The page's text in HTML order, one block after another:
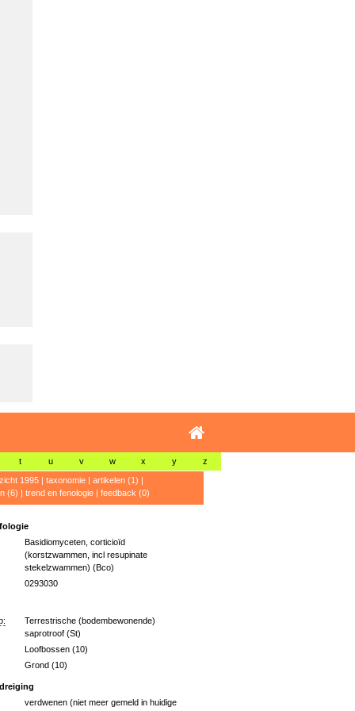
t u v w x y z
1995| taxonomie| artikelen (1) |
(6) | trend en fenologie| feedback (0)
Basidiomyceten, corticioïd
(korstzwammen, incl resupinate
stekelzwammen) (Bco)
0293030
Terrestrische (bodembewonende)
saprotroof (St)
Loofbossen (10)
Grond (10)
verdwenen (niet meer gemeld in huidige